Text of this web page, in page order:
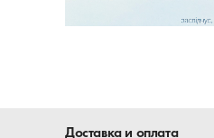
Доставка и оплата